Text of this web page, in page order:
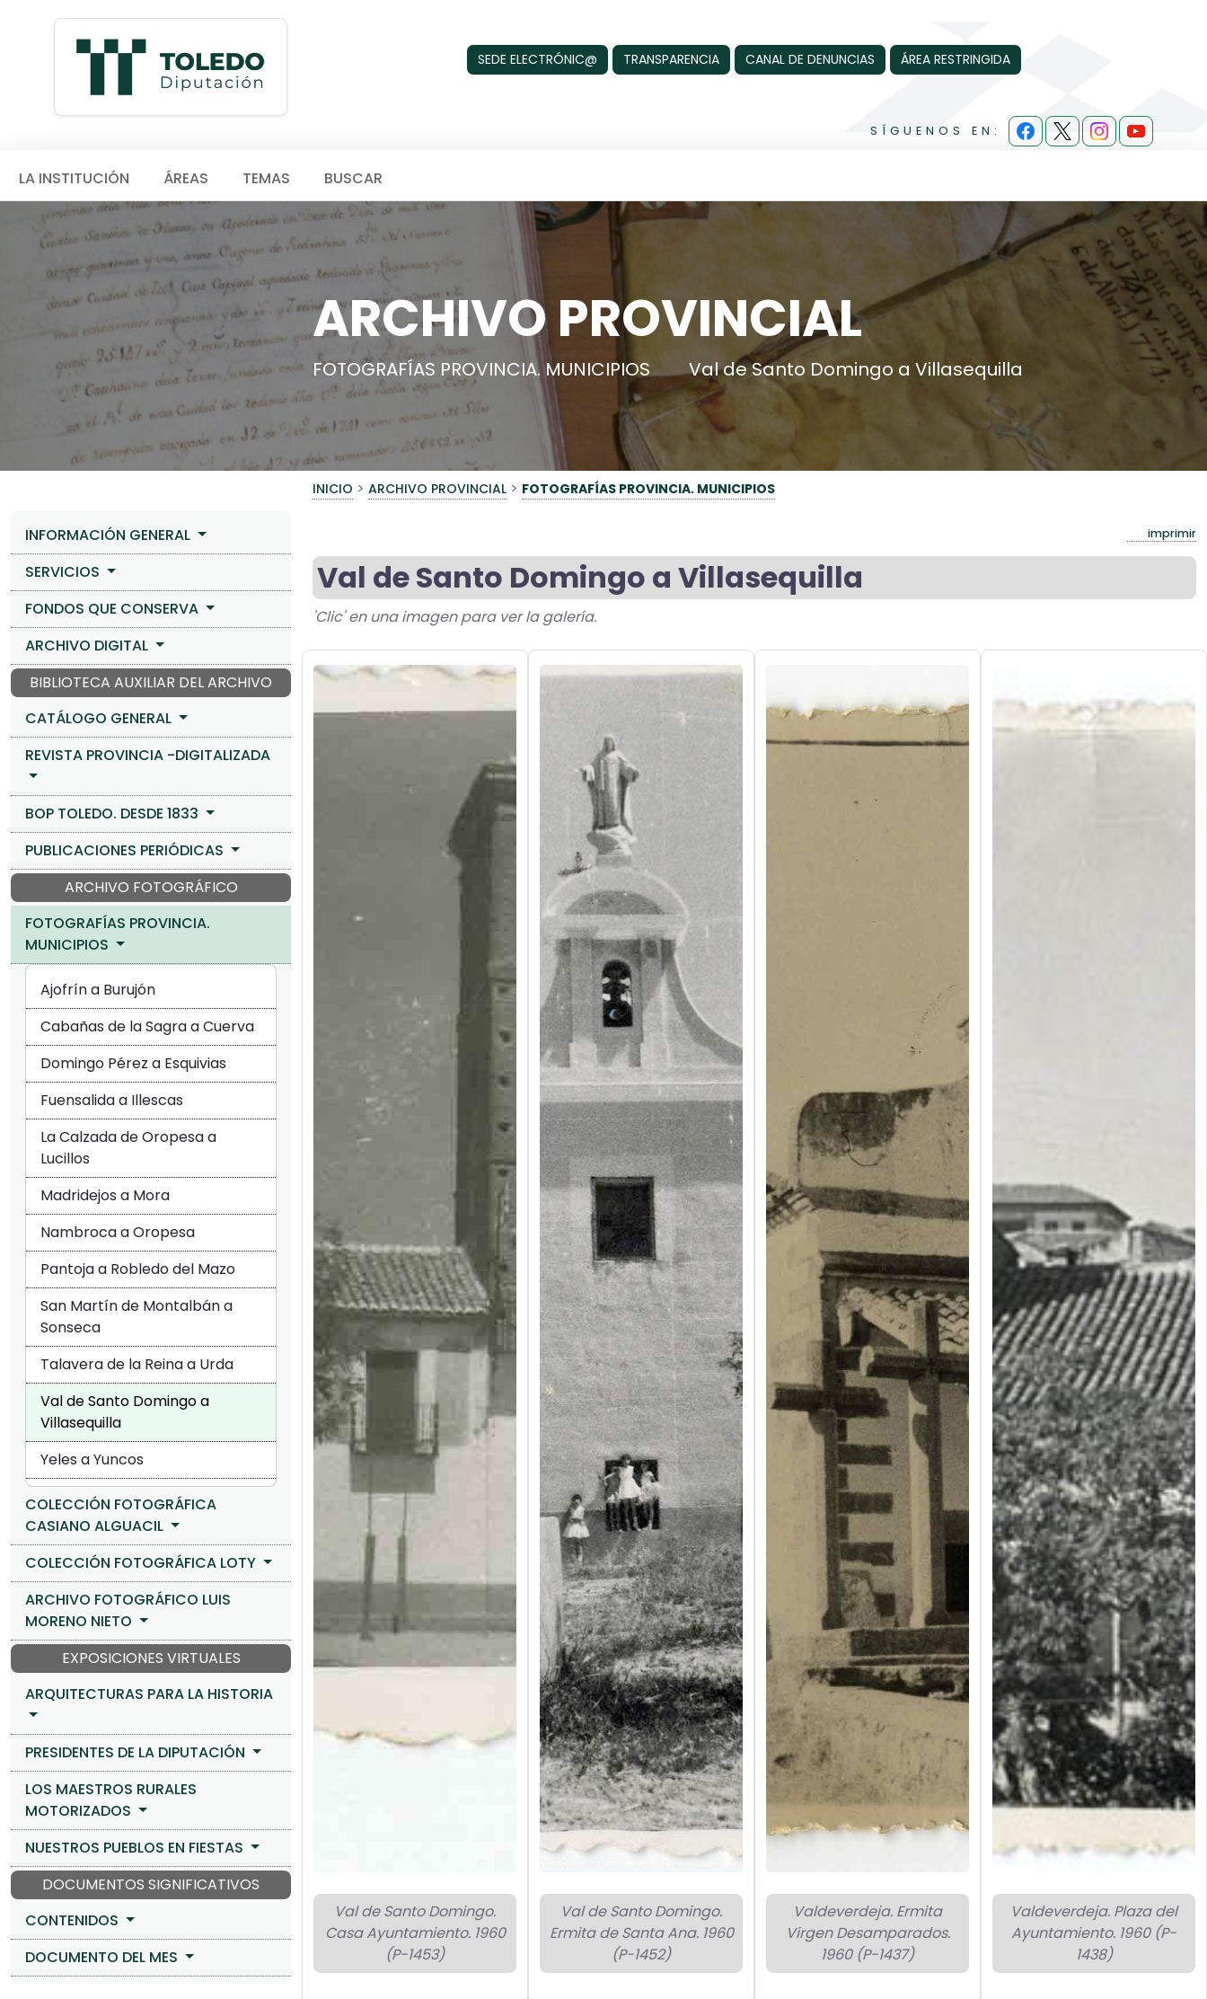
SEDE ELECTRÓNIC@ TRANSPARENCIA CANAL DE DENUNCIAS ÁREA RESTRINGIDA
SÍGUENOS EN:
LA INSTITUCIÓN ÁREAS TEMAS BUSCAR
ARCHIVO PROVINCIAL
FOTOGRAFÍAS PROVINCIA. MUNICIPIOS Val de Santo Domingo a Villasequilla
INICIO > ARCHIVO PROVINCIAL > FOTOGRAFÍAS PROVINCIA. MUNICIPIOS
INFORMACIÓN GENERAL
SERVICIOS
FONDOS QUE CONSERVA
ARCHIVO DIGITAL
BIBLIOTECA AUXILIAR DEL ARCHIVO
CATÁLOGO GENERAL
REVISTA PROVINCIA -DIGITALIZADA
BOP TOLEDO. DESDE 1833
PUBLICACIONES PERIÓDICAS
ARCHIVO FOTOGRÁFICO
FOTOGRAFÍAS PROVINCIA.
MUNICIPIOS
Ajofrín a Burujón
Cabañas de la Sagra a Cuerva
Domingo Pérez a Esquivias
Fuensalida a Illescas
La Calzada de Oropesa a
Lucillos
Madridejos a Mora
Nambroca a Oropesa
Pantoja a Robledo del Mazo
San Martín de Montalbán a
Sonseca
Talavera de la Reina a Urda
Val de Santo Domingo a
Villasequilla
Yeles a Yuncos
COLECCIÓN FOTOGRÁFICA
CASIANO ALGUACIL
COLECCIÓN FOTOGRÁFICA LOTY
ARCHIVO FOTOGRÁFICO LUIS
MORENO NIETO
EXPOSICIONES VIRTUALES
ARQUITECTURAS PARA LA HISTORIA
PRESIDENTES DE LA DIPUTACIÓN
LOS MAESTROS RURALES
MOTORIZADOS
NUESTROS PUEBLOS EN FIESTAS
DOCUMENTOS SIGNIFICATIVOS
CONTENIDOS
DOCUMENTO DEL MES
imprimir
Val de Santo Domingo a Villasequilla
'Clic' en una imagen para ver la galería.
Val de Santo Domingo.
Casa Ayuntamiento. 1960
(P-1453)
Val de Santo Domingo.
Ermita de Santa Ana. 1960
(P-1452)
Valdeverdeja. Ermita
Virgen Desamparados.
1960 (P-1437)
Valdeverdeja. Plaza del
Ayuntamiento. 1960 (P-
1438)